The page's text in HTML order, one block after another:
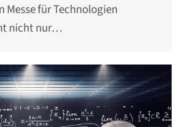
Messe für Technologien
nicht nur…